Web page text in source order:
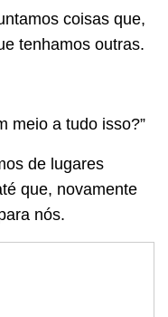
coisas que,
tenhamos outras.
meio a tudo isso?”
de lugares
que, novamente
nós.